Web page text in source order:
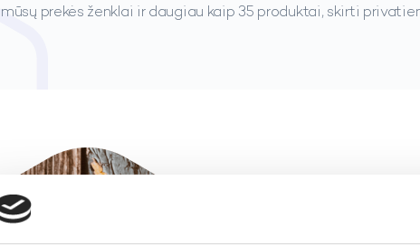
mūsų prekės ženklai ir daugiau kaip 35 produktai, skirti